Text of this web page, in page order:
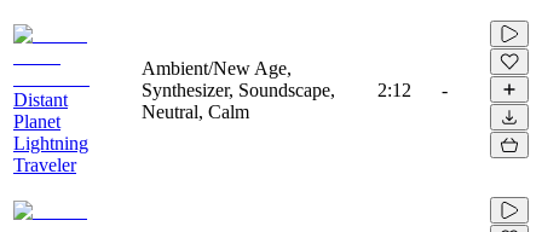
Distant
Planet
Lightning
Traveler
Ambient/New Age,
Synthesizer, Soundscape,
Neutral, Calm
2:12 -